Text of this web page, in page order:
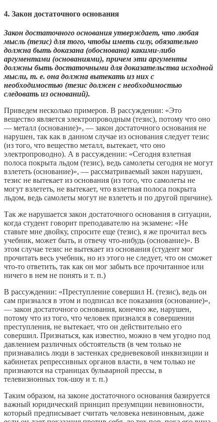
4. Закон достаточного основания
Закон достаточного основания утверждает, что любая
мысль (тезис) для того, чтобы иметь силу, обязательно
должна быть доказана (обоснована) какими-либо
аргументами (основаниями), причем эти аргументы
должны быть достаточными для доказательства исходной
мысли, т. е. она должна вытекать из них с
необходимостью (тезис должен с необходимостью
следовать из оснований).
Приведем несколько примеров. В рассуждении: «Это
вещество является электропроводным (тезис), потому что оно
— металл (основание)», — закон достаточного основания не
нарушен, так как в данном случае из основания следует тезис
(из того, что вещество металл, вытекает, что оно
электропроводно). А в рассуждении: «Сегодня взлетная
полоса покрыта льдом (тезис), ведь самолеты сегодня не могут
взлететь (основание)», — рассматриваемый закон нарушен,
тезис не вытекает из основания (из того, что самолеты не
могут взлететь, не вытекает, что взлетная полоса покрыта
льдом, ведь самолеты могут не взлететь и по другой причине).
Так же нарушается закон достаточного основания в ситуации,
когда студент говорит преподавателю на экзамене: «Не
ставьте мне двойку, спросите еще (тезис), я же прочитал весь
учебник, может быть, и отвечу что-нибудь (основание)». В
этом случае тезис не вытекает из основания (студент мог
прочитать весь учебник, но из этого не следует, что он сможет
что-то ответить, так как он мог забыть все прочитанное или
ничего в нем не понять и т. п.)
В рассуждении: «Преступление совершил Н. (тезис), ведь он
сам признался в этом и подписал все показания (основание)»,
— закон достаточного основания, конечно же, нарушен,
потому что из того, что человек признался в совершении
преступления, не вытекает, что он действительно его
совершил. Признаться, как известно, можно в чем угодно под
давлением различных обстоятельств (в чем только не
признавались люди в застенках средневековой инквизиции и
кабинетах репрессивных органов власти, в чем только не
признаются на страницах бульварной прессы, в
телевизионных ток-шоу и т. п.)
Таким образом, на законе достаточного основания базируется
важный юридический принцип презумпции невиновности,
который предписывает считать человека невиновным, даже